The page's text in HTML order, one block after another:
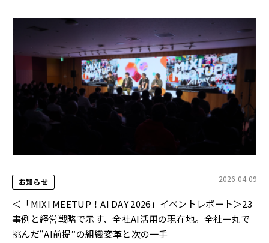
お知らせ 2026.04.09
＜「MIXI MEETUP！AI DAY 2026」イベントレポート＞23
事例と経営戦略で示す、全社AI活用の現在地。全社一丸で
挑んだ“AI前提”の組織変革と次の一手